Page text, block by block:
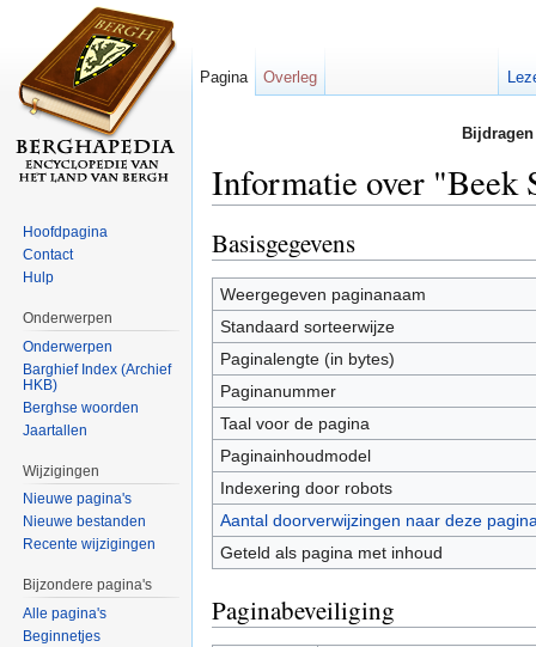
Informatie over "Beek
Basisgegevens
Weergegeven paginanaam
Standaard sorteerwijze
Paginalengte (in bytes)
Paginanummer
Taal voor de pagina
Paginainhoudmodel
Indexering door robots
Aantal doorverwijzingen naar deze
Geteld als pagina met inhoud
Paginabeveiliging
Pagina Overleg
Hoofdpagina
Contact
Hulp
Onderwerpen
Onderwerpen
Barghief Index (Archief
HKB)
Berghse woorden
Jaartallen
Wijzigingen
Nieuwe pagina's
Nieuwe bestanden
Recente wijzigingen
Bijzondere pagina's
Alle pagina's
Beginnetjes